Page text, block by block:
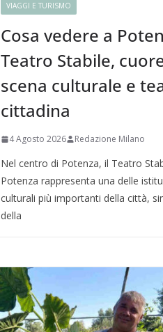
VIAGGI E TURISMO
Cosa vedere a
Teatro Stabile,
scena culturale e
cittadina
4 Agosto 2026 Redazione Milano
Nel centro di Potenza, il Teatro
Potenza rappresenta una delle
culturali più importanti della città,
della